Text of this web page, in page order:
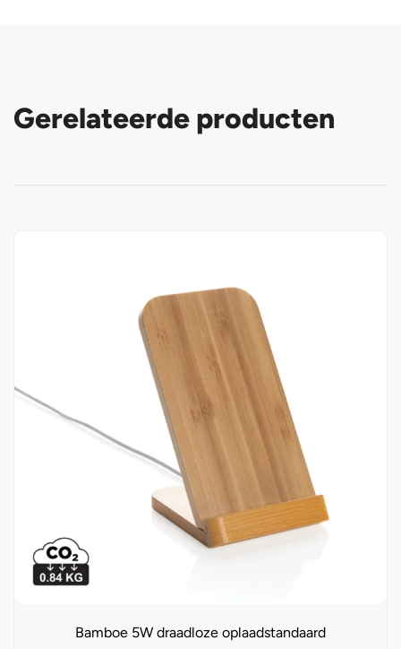
Gerelateerde producten
Bamboe 5W draadloze oplaadstandaard